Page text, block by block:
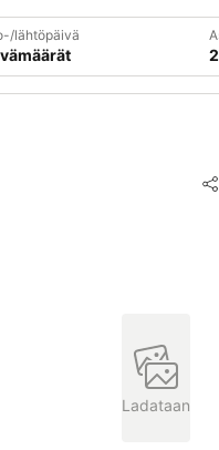
lähtöpäivä
Jaa
Ladataan